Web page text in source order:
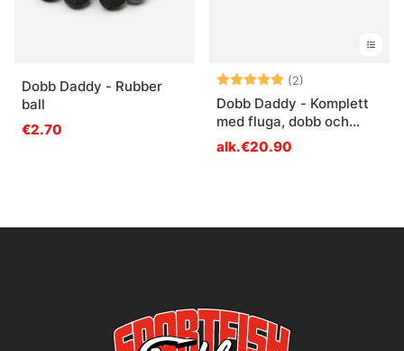
Dobb Daddy - Rubber
ball
€2.70
Arvio: (2)
Dobb Daddy - Komplett
med fluga, dobb och
tillbehör
alk.€20.90